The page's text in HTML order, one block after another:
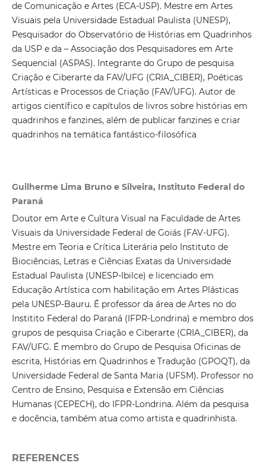
de Comunicação e Artes (ECA-USP). Mestre em Artes
Visuais pela Universidade Estadual Paulista (UNESP),
Pesquisador do Observatório de Histórias em Quadrinhos
da USP e da – Associação dos Pesquisadores em Arte
Sequencial (ASPAS). Integrante do Grupo de pesquisa
Criação e Ciberarte da FAV/UFG (CRIA_CIBER), Poéticas
Artísticas e Processos de Criação (FAV/UFG). Autor de
artigos científico e capítulos de livros sobre histórias em
quadrinhos e fanzines, além de publicar fanzines e criar
quadrinhos na temática fantástico-filosófica
Guilherme Lima Bruno e Silveira, Instituto Federal do
Paraná
Doutor em Arte e Cultura Visual na Faculdade de Artes
Visuais da Universidade Federal de Goiás (FAV-UFG).
Mestre em Teoria e Crítica Literária pelo Instituto de
Biociências, Letras e Ciências Exatas da Universidade
Estadual Paulista (UNESP-Ibilce) e licenciado em
Educação Artística com habilitação em Artes Plásticas
pela UNESP-Bauru. É professor da área de Artes no do
Institito Federal do Paraná (IFPR-Londrina) e membro dos
grupos de pesquisa Criação e Ciberarte (CRIA_CIBER), da
FAV/UFG. É membro do Grupo de Pesquisa Oficinas de
escrita, Histórias em Quadrinhos e Tradução (GPOQT), da
Universidade Federal de Santa Maria (UFSM). Professor no
Centro de Ensino, Pesquisa e Extensão em Ciências
Humanas (CEPECH), do IFPR-Londrina. Além da pesquisa
e docência, também atua como artista e quadrinhista.
REFERENCES